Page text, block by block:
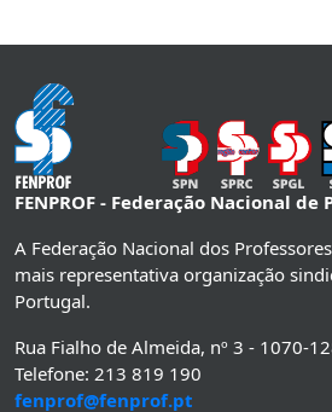
FENPROF - Federação Nacional de
A Federação Nacional dos
mais representativa organização
Portugal.
Rua Fialho de Almeida, nº 3 - 1070-
Telefone: 213 819 190
fenprof@fenprof.pt